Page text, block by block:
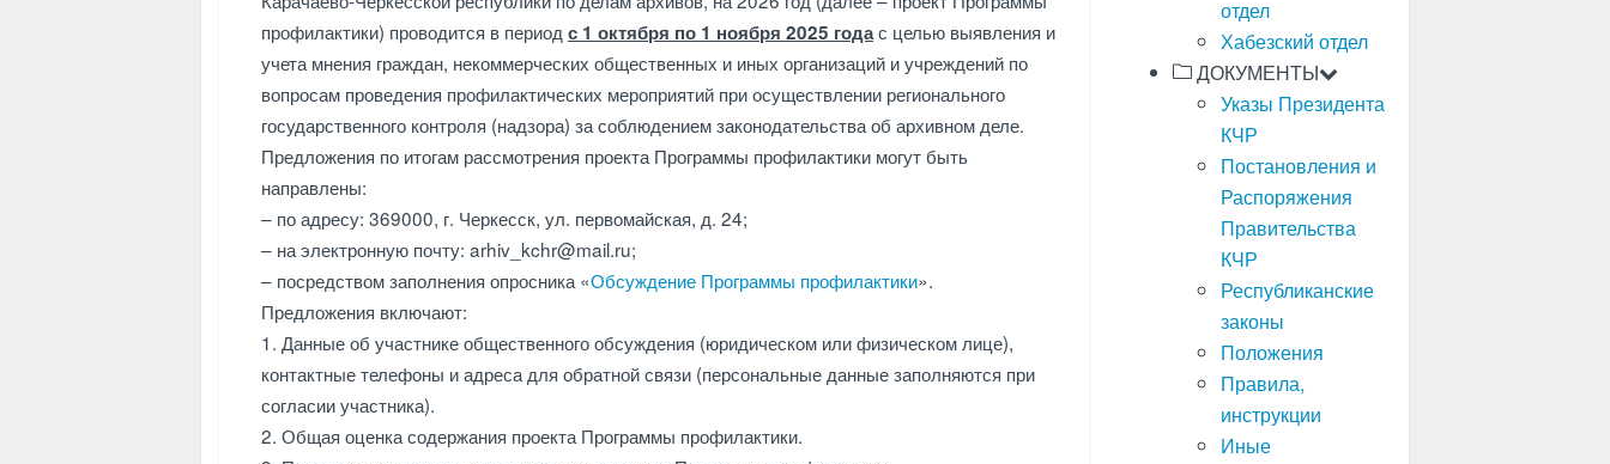
профилактики) проводится в период с 1 октября по 1 ноября 2025 годас целью выявления и
учета мнения граждан, некоммерческих общественных и иных организаций и учреждений по
вопросам проведения профилактических мероприятий при осуществлении регионального
государственного контроля (надзора) за соблюдением законодательства об архивном деле.
Предложения по итогам рассмотрения проекта Программы профилактики могут быть
направлены:
– по адресу: 369000, г. Черкесск, ул. первомайская, д. 24;
– на электронную почту: arhiv_kchr@mail.ru;
– посредством заполнения опросника «Обсуждение Программы профилактики».
Предложения включают:
1. Данные об участнике общественного обсуждения (юридическом или физическом лице),
контактные телефоны и адреса для обратной связи (персональные данные заполняются при
согласии участника).
2. Общая оценка содержания проекта Программы профилактики.
отдел
Хабезский отдел
ДОКУМЕНТЫ
Указы Президента
КЧР
Постановления и
Распоряжения
Правительства
КЧР
Республиканские
законы
Положения
Правила,
инструкции
Иные